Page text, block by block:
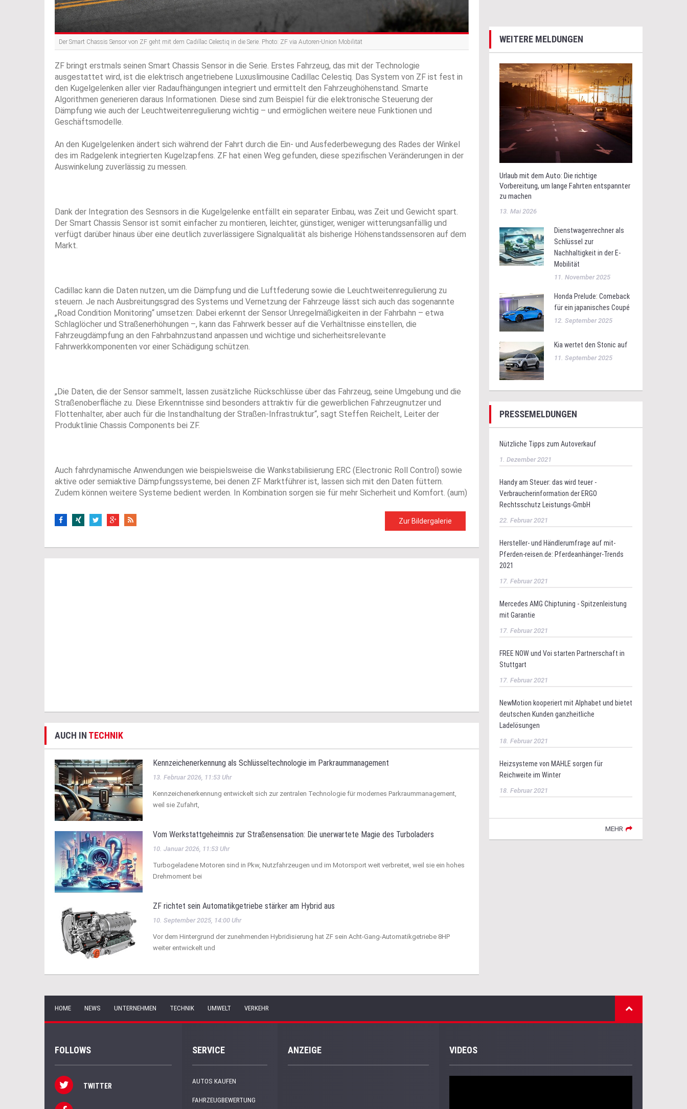
Der Smart Chassis Sensor von ZF geht mit dem Cadillac Celestiq in die Serie. Photo: ZF via Autoren-Union Mobilität
ZF bringt erstmals seinen Smart Chassis Sensor in die Serie. Erstes Fahrzeug, das mit der Technologie
ausgestattet wird, ist die elektrisch angetriebene Luxuslimousine Cadillac Celestiq. Das System von ZF ist fest in
den Kugelgelenken aller vier Radaufhängungen integriert und ermittelt den Fahrzeughöhenstand. Smarte
Algorithmen generieren daraus Informationen. Diese sind zum Beispiel für die elektronische Steuerung der
Dämpfung wie auch der Leuchtweitenregulierung wichtig – und ermöglichen weitere neue Funktionen und
Geschäftsmodelle.
An den Kugelgelenken ändert sich während der Fahrt durch die Ein- und Ausfederbewegung des Rades der Winkel
des im Radgelenk integrierten Kugelzapfens. ZF hat einen Weg gefunden, diese spezifischen Veränderungen in der
Auswinkelung zuverlässig zu messen.
Dank der Integration des Sesnsors in die Kugelgelenke entfällt ein separater Einbau, was Zeit und Gewicht spart.
Der Smart Chassis Sensor ist somit einfacher zu montieren, leichter, günstiger, weniger witterungsanfällig und
verfügt darüber hinaus über eine deutlich zuverlässigere Signalqualität als bisherige Höhenstandssensoren auf dem
Markt.
Cadillac kann die Daten nutzen, um die Dämpfung und die Luftfederung sowie die Leuchtweitenregulierung zu
steuern. Je nach Ausbreitungsgrad des Systems und Vernetzung der Fahrzeuge lässt sich auch das sogenannte
„Road Condition Monitoring“ umsetzen: Dabei erkennt der Sensor Unregelmäßigkeiten in der Fahrbahn – etwa
Schlaglöcher und Straßenerhöhungen –, kann das Fahrwerk besser auf die Verhältnisse einstellen, die
Fahrzeugdämpfung an den Fahrbahnzustand anpassen und wichtige und sicherheitsrelevante
Fahrwerkkomponenten vor einer Schädigung schützen.
„Die Daten, die der Sensor sammelt, lassen zusätzliche Rückschlüsse über das Fahrzeug, seine Umgebung und die
Straßenoberfläche zu. Diese Erkenntnisse sind besonders attraktiv für die gewerblichen Fahrzeugnutzer und
Flottenhalter, aber auch für die Instandhaltung der Straßen-Infrastruktur“, sagt Steffen Reichelt, Leiter der
Produktlinie Chassis Components bei ZF.
Auch fahrdynamische Anwendungen wie beispielsweise die Wankstabilisierung ERC (Electronic Roll Control) sowie
aktive oder semiaktive Dämpfungssysteme, bei denen ZF Marktführer ist, lassen sich mit den Daten füttern.
Zudem können weitere Systeme bedient werden. In Kombination sorgen sie für mehr Sicherheit und Komfort. (aum)
Zur Bildergalerie
AUCH IN TECHNIK
Kennzeichenerkennung als Schlüsseltechnologie im Parkraummanagement
13. Februar 2026, 11:53 Uhr
Kennzeichenerkennung entwickelt sich zur zentralen Technologie für modernes Parkraummanagement,
weil sie Zufahrt,
Vom Werkstattgeheimnis zur Straßensensation: Die unerwartete Magie des Turboladers
10. Januar 2026, 11:53 Uhr
Turbogeladene Motoren sind in Pkw, Nutzfahrzeugen und im Motorsport weit verbreitet, weil sie ein hohes
Drehmoment bei
ZF richtet sein Automatikgetriebe stärker am Hybrid aus
10. September 2025, 14:00 Uhr
Vor dem Hintergrund der zunehmenden Hybridisierung hat ZF sein Acht-Gang-Automatikgetriebe 8HP
weiter entwickelt und
WEITERE MELDUNGEN
Urlaub mit dem Auto: Die richtige
Vorbereitung, um lange Fahrten entspannter
zu machen
13. Mai 2026
Dienstwagenrechner als
Schlüssel zur
Nachhaltigkeit in der E-
Mobilität
11. November 2025
Honda Prelude: Comeback
für ein japanisches Coupé
12. September 2025
Kia wertet den Stonic auf
11. September 2025
PRESSEMELDUNGEN
Nützliche Tipps zum Autoverkauf
1. Dezember 2021
Handy am Steuer: das wird teuer -
Verbraucherinformation der ERGO
Rechtsschutz Leistungs-GmbH
22. Februar 2021
Hersteller- und Händlerumfrage auf mit-
Pferden-reisen.de: Pferdeanhänger-Trends
2021
17. Februar 2021
Mercedes AMG Chiptuning - Spitzenleistung
mit Garantie
17. Februar 2021
FREE NOW und Voi starten Partnerschaft in
Stuttgart
17. Februar 2021
NewMotion kooperiert mit Alphabet und bietet
deutschen Kunden ganzheitliche
Ladelösungen
18. Februar 2021
Heizsysteme von MAHLE sorgen für
Reichweite im Winter
18. Februar 2021
MEHR
HOME NEWS UNTERNEHMEN TECHNIK UMWELT VERKEHR
FOLLOWS
TWITTER
SERVICE
AUTOS KAUFEN
FAHRZEUGBEWERTUNG
ANZEIGE VIDEOS